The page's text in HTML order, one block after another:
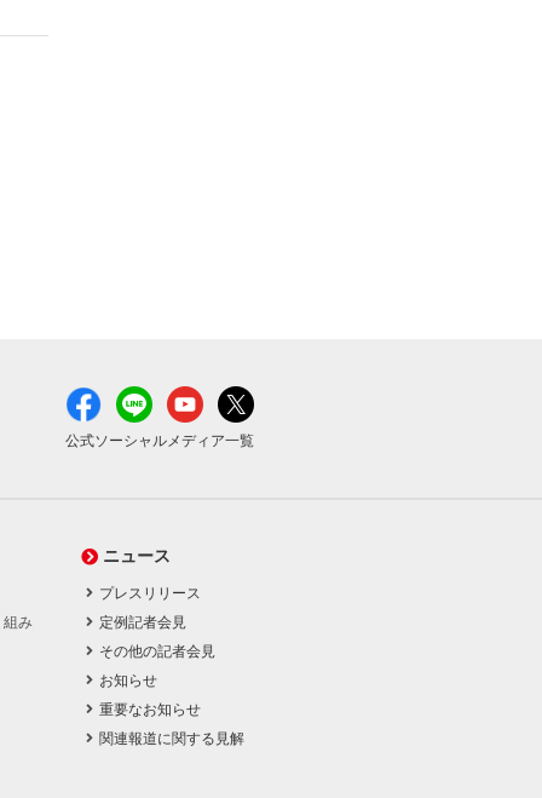
公式ソーシャルメディア一覧
組み
ニュース
プレスリリース
定例記者会見
その他の記者会見
お知らせ
重要なお知らせ
関連報道に関する見解